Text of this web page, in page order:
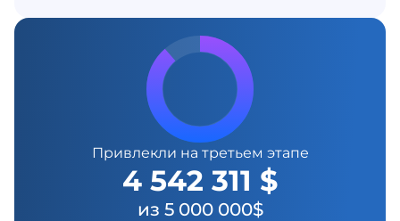
Привлекли на третьем этапе
4 542 311 $
из 5 000 000$